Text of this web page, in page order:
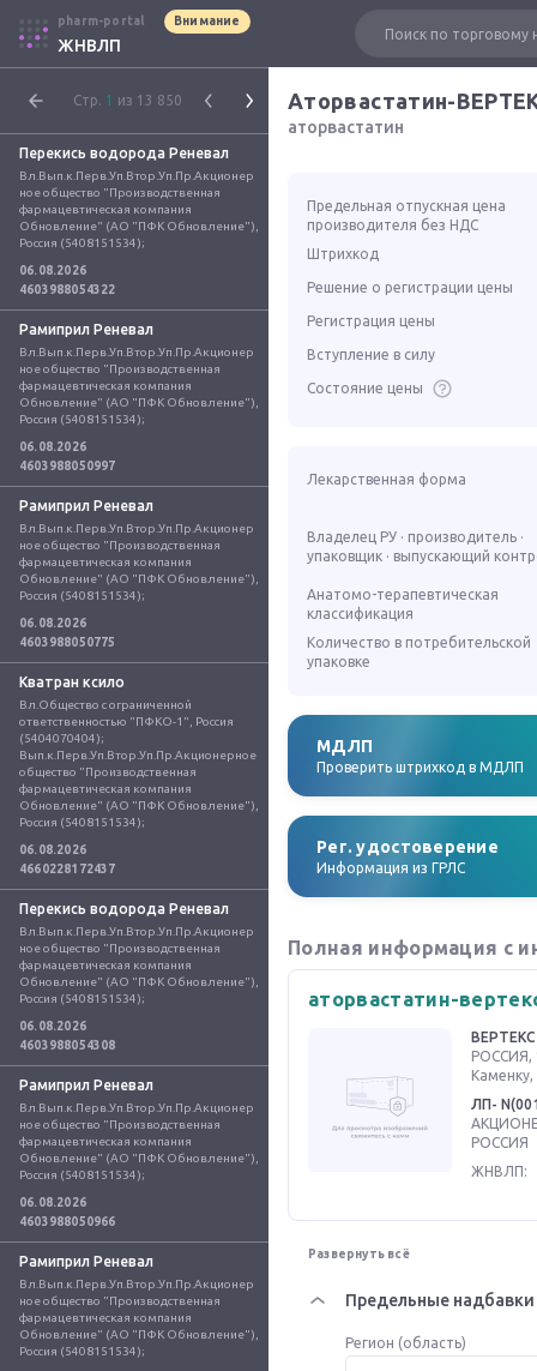
pharm-portal Внимание
ЖНВЛП
Стр. 1 из 13 850
Перекись водорода Реневал
Вл.Вып.к.Перв.Уп.Втор.Уп.Пр.Акционер
ное общество "Производственная
фармацевтическая компания
Обновление" (АО "ПФК Обновление"),
Россия (5408151534);
06.08.2026
4603988054322
Рамиприл Реневал
Вл.Вып.к.Перв.Уп.Втор.Уп.Пр.Акционер
ное общество "Производственная
фармацевтическая компания
Обновление" (АО "ПФК Обновление"),
Россия (5408151534);
06.08.2026
4603988050997
Рамиприл Реневал
Вл.Вып.к.Перв.Уп.Втор.Уп.Пр.Акционер
ное общество "Производственная
фармацевтическая компания
Обновление" (АО "ПФК Обновление"),
Россия (5408151534);
06.08.2026
4603988050775
Кватран ксило
Вл.Общество с ограниченной
ответственностью "ПФКО-1", Россия
(5404070404);
Вып.к.Перв.Уп.Втор.Уп.Пр.Акционерное
общество "Производственная
фармацевтическая компания
Обновление" (АО "ПФК Обновление"),
Россия (5408151534);
06.08.2026
4660228172437
Перекись водорода Реневал
Вл.Вып.к.Перв.Уп.Втор.Уп.Пр.Акционер
ное общество "Производственная
фармацевтическая компания
Обновление" (АО "ПФК Обновление"),
Россия (5408151534);
06.08.2026
4603988054308
Рамиприл Реневал
Вл.Вып.к.Перв.Уп.Втор.Уп.Пр.Акционер
ное общество "Производственная
фармацевтическая компания
Обновление" (АО "ПФК Обновление"),
Россия (5408151534);
06.08.2026
4603988050966
Рамиприл Реневал
Вл.Вып.к.Перв.Уп.Втор.Уп.Пр.Акционер
ное общество "Производственная
фармацевтическая компания
Обновление" (АО "ПФК Обновление"),
Россия (5408151534);
Аторвастатин-
аторвастатин
Предельная отпускная цена
производителя без НДС
Штрихкод
Решение о регистрации цены
Регистрация цены
Вступление в силу
Состояние цены
Лекарственная форма
Владелец РУ · производитель ·
упаковщик · выпускающий
Анатомо-терапевтическая
классификация
Количество в потребительской
упаковке
МДЛП
Проверить штрихкод в МДЛП
Рег. удостоверение
Информация из ГРЛС
Полная информация с
аторвастатин-
ВЕРТЕКС
РОССИЯ,
ЛП-
РОССИЯ
ЖНВЛП:
Развернуть всё
Предельные надбавки
Регион (область)